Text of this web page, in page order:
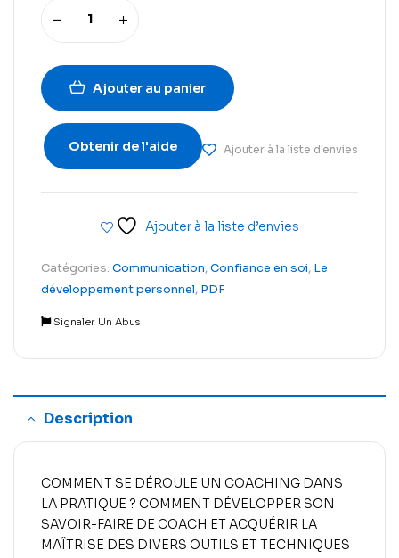
Ajouter au panier
Obtenir de l'aide Ajouter à la liste d'envies
Ajouter à la liste d’envies
Catégories: Communication,Confiance en soi, Le
développement personnel, PDF
Signaler Un Abus
Description
COMMENT SE DÉROULE UN COACHING DANS
LA PRATIQUE ? COMMENT DÉVELOPPER SON
SAVOIR-FAIRE DE COACH ET ACQUÉRIR LA
MAÎTRISE DES DIVERS OUTILS ET TECHNIQUES